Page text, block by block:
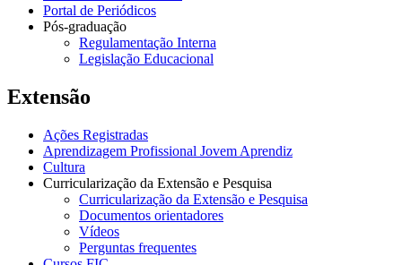
Portal de Periódicos
Pós-graduação
Regulamentação Interna
Legislação Educacional
Extensão
Ações Registradas
Aprendizagem Profissional Jovem Aprendiz
Cultura
Curricularização da Extensão e Pesquisa
Curricularização da Extensão e Pesquisa
Documentos orientadores
Vídeos
Perguntas frequentes